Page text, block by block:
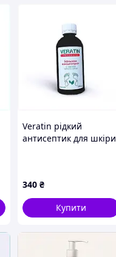
Veratin рідкий
антисептик для шкіри
340 ₴
Купити